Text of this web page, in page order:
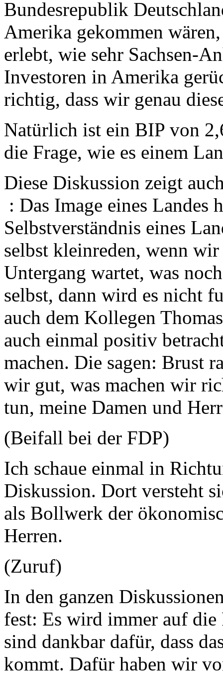
Bundesrepublik
Amerika gekommen
erlebt, wie sehr Sachsen-
Investoren in Amerika
richtig, dass wir genau
Natürlich ist ein BIP von
die Frage, wie es einem
Diese Diskussion zeigt
: Das Image eines Landes
Selbstverständnis eines
selbst kleinreden, wenn
Untergang wartet, was
selbst, dann wird es nicht
auch dem Kollegen
auch einmal positiv
machen. Die sagen: Brust
wir gut, was machen wir
tun, meine Damen und
(Beifall bei der FDP)
Ich schaue einmal in
Diskussion. Dort versteht
als Bollwerk der
Herren.
(Zuruf)
In den ganzen
fest: Es wird immer auf
sind dankbar dafür, dass
kommt. Dafür haben wir